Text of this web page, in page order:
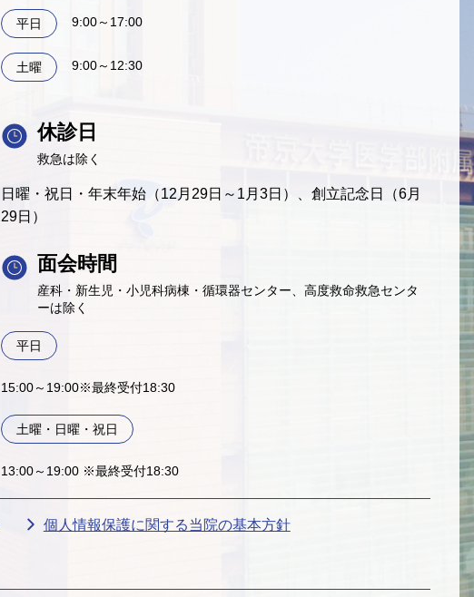
平日 9:00～17:00
土曜 9:00～12:30
休診日
救急は除く
日曜・祝日・年末年始（12月29日～1月3日）、創立記念日（6月
29日）
面会時間
産科・新生児・小児科病棟・循環器センター、高度救命救急センタ
ーは除く
平日
15:00～19:00※最終受付18:30
土曜・日曜・祝日
13:00～19:00 ※最終受付18:30
個人情報保護に関する当院の基本方針